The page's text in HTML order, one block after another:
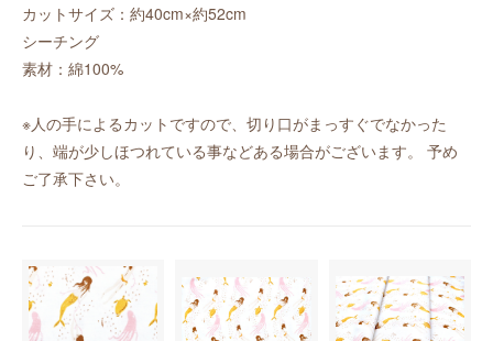
カットサイズ：約40cm×約52cm
シーチング
素材：綿100%
※人の手によるカットですので、切り口がまっすぐでなかった
り、端が少しほつれている事などある場合がございます。 予め
ご了承下さい。